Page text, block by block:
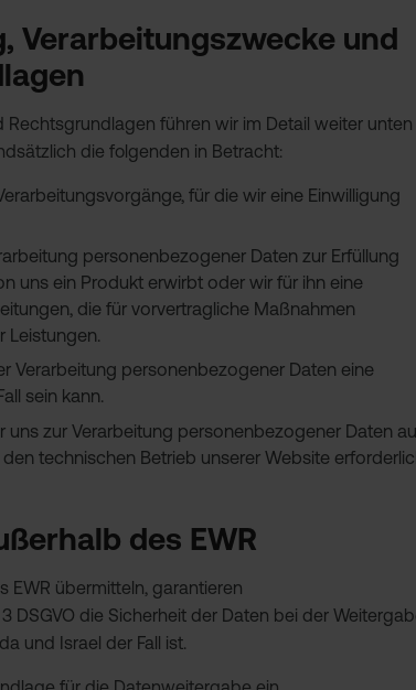
Verarbeitungszwecke und
führen wir im Detail weiter unten
die folgenden in Betracht:
für die wir eine Einwilligung
personenbezogener Daten zur Erfüllung
uns ein Produkt erwirbt oder wir für ihn eine
die für vorvertragliche Maßnahmen
Leistungen.
Verarbeitung personenbezogener Daten eine
sein kann.
uns zur Verarbeitung personenbezogener Daten
technischen Betrieb unserer Website
des EWR
EWR übermitteln, garantieren
die Sicherheit der Daten bei der
und Israel der Fall ist.